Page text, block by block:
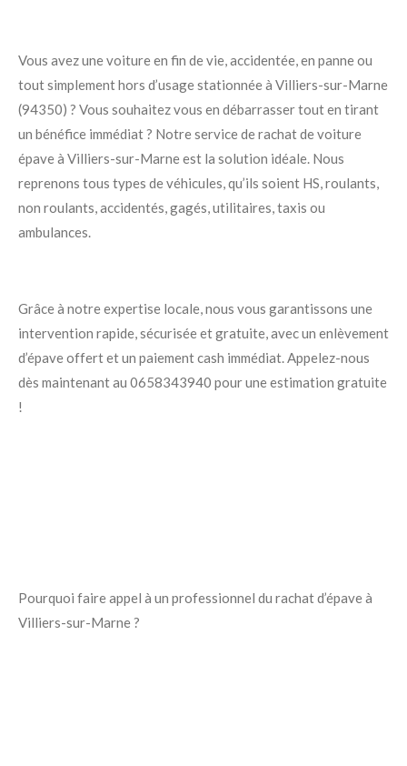
Vous avez une voiture en fin de vie, accidentée, en panne ou
tout simplement hors d’usage stationnée à Villiers-sur-Marne
(94350) ? Vous souhaitez vous en débarrasser tout en tirant
un bénéfice immédiat ? Notre service de rachat de voiture
épave à Villiers-sur-Marne est la solution idéale. Nous
reprenons tous types de véhicules, qu’ils soient HS, roulants,
non roulants, accidentés, gagés, utilitaires, taxis ou
ambulances.
Grâce à notre expertise locale, nous vous garantissons une
intervention rapide, sécurisée et gratuite, avec un enlèvement
d’épave offert et un paiement cash immédiat. Appelez-nous
dès maintenant au 0658343940 pour une estimation gratuite
!
Pourquoi faire appel à un professionnel du rachat d’épave à
Villiers-sur-Marne ?